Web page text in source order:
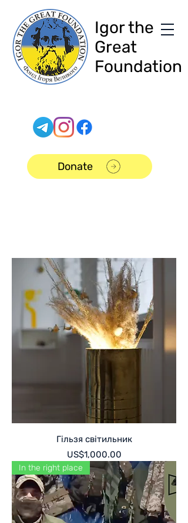
Igor the
Great
Foundation
Donate
Гільзя світильник
Price
US$1,000.00
In the right place